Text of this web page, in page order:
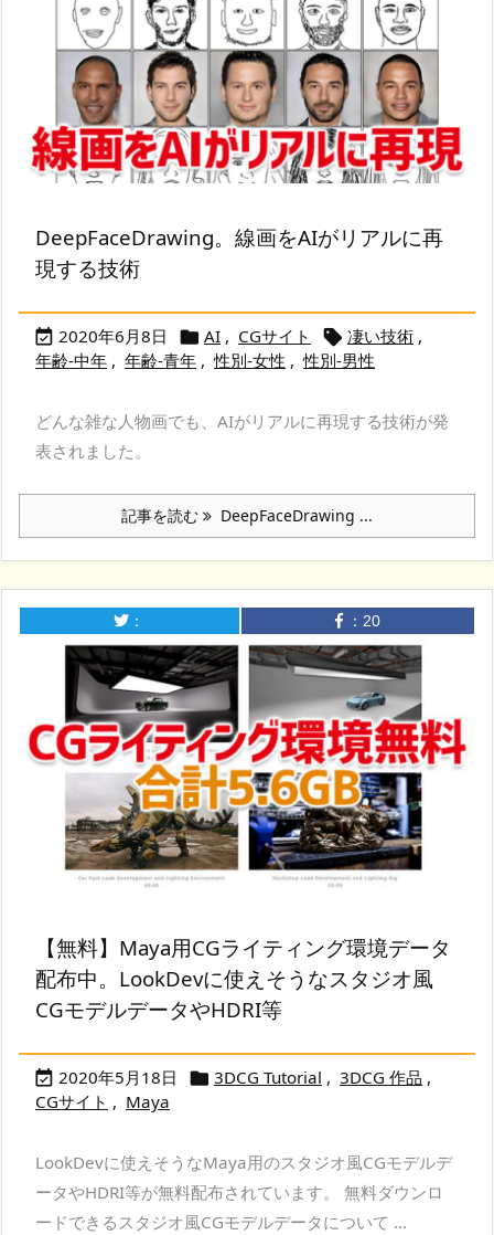
DeepFaceDrawing。線画をAIがリアルに再
現する技術
 2020年6月8日  AI , CGサイト  凄い技術 ,
年齢-中年 , 年齢-青年 , 性別-女性 , 性別-男性
どんな雑な人物画でも、AIがリアルに再現する技術が発
表されました。
記事を読む DeepFaceDrawing ...
： ： 20
【無料】Maya用CGライティング環境データ
配布中。LookDevに使えそうなスタジオ風
CGモデルデータやHDRI等
 2020年5月18日  3DCG Tutorial , 3DCG 作品 ,
CGサイト , Maya
LookDevに使えそうなMaya用のスタジオ風CGモデルデ
ータやHDRI等が無料配布されています。 無料ダウンロ
ードできるスタジオ風CGモデルデータについて ...